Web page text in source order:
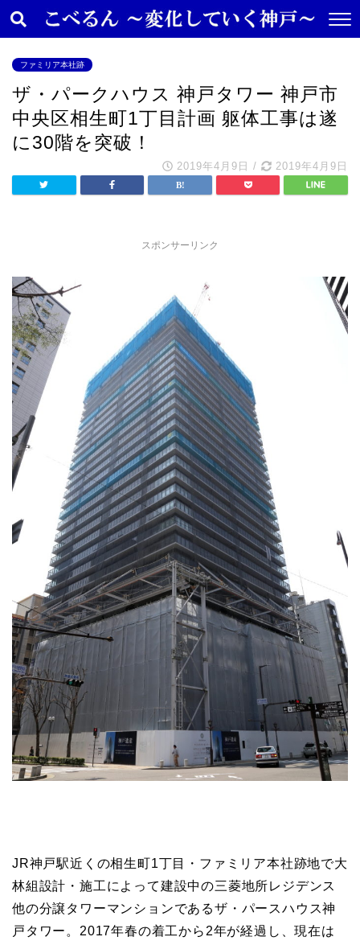
ファミリア本社跡
ザ・パークハウス 神戸タワー 神戸市
中央区相生町1丁目計画 躯体工事は遂
に30階を突破！
2019年4月9日 / 2019年4月9日
スポンサーリンク
JR神戸駅近くの相生町1丁目・ファミリア本社跡地で大
林組設計・施工によって建設中の三菱地所レジデンス
他の分譲タワーマンションであるザ・パースハウス神
戸タワー。2017年春の着工から2年が経過し、現在は